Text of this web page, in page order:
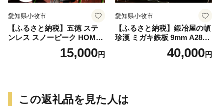
愛知県小牧市
【ふるさと納税】五徳 ステ
ンレス スノーピーク HOME
&CAMP バーナー専用 専用
五徳 軽量 変形しにくい ずれ
キャンプ 送料無料
15,000円
愛知県小牧市
【ふるさと納税】鍛冶屋の頓
珍漢 ミガキ鉄板 9mm A280T
9 イワタニ 炉ばた大将 炙り
や 専用 キャンプ ステンレス
40,000円
この返礼品を見た人は